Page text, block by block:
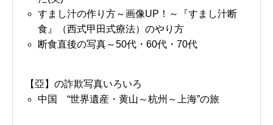
すまし汁の作り方～画像UP！～『すまし汁断
食』（西式甲田式療法）のやり方
断食直後の写真～50代・60代・70代
【亞】の詐欺写真いろいろ
中国 “世界遺産・黄山～杭州～上海”の旅